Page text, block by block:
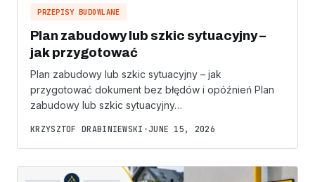
PRZEPISY BUDOWLANE
Plan zabudowy lub szkic sytuacyjny –
jak przygotować
Plan zabudowy lub szkic sytuacyjny – jak
przygotować dokument bez błędów i opóźnień Plan
zabudowy lub szkic sytuacyjny…
KRZYSZTOF DRABINIEWSKI • JUNE 15, 2026